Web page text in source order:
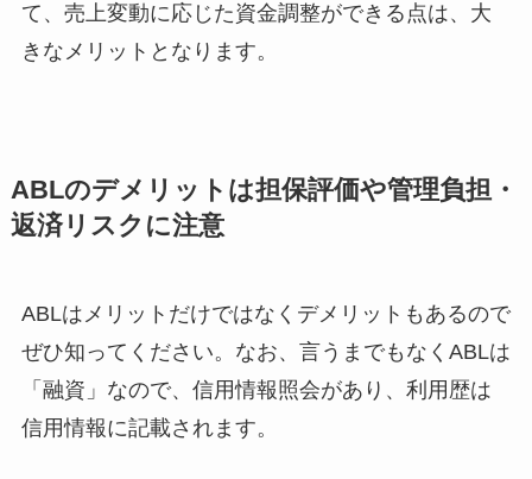
て、売上変動に応じた資金調整ができる点は、大
きなメリットとなります。
ABLのデメリットは担保評価や管理負担・
返済リスクに注意
ABLはメリットだけではなくデメリットもあるので
ぜひ知ってください。なお、言うまでもなくABLは
「融資」なので、信用情報照会があり、利用歴は
信用情報に記載されます。